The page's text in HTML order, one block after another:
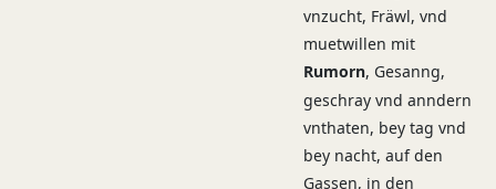
vnzucht, Fräwl, vnd
muetwillen mit
Rumorn, Gesanng,
geschray vnd anndern
vnthaten, bey tag vnd
bey nacht, auf den
Gassen, in den